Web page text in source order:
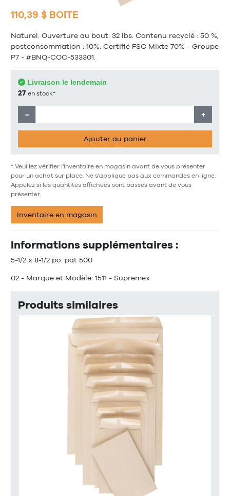
110,39 $ BOITE
Naturel. Ouverture au bout. 32 lbs. Contenu recyclé : 50 %,
postconsommation : 10%. Certifié FSC Mixte 70% - Groupe
P7 - #BNQ-COC-533301.
Livraison le lendemain
27 en stock*
− +
Ajouter au panier
* Veuillez vérifier l'inventaire en magasin avant de vous présenter
pour un achat sur place. Ne s'applique pas aux commandes en ligne.
Appelez si les quantités affichées sont basses avant de vous
présenter.
Inventaire en magasin
Informations supplémentaires :
5-1/2 x 8-1/2 po. pqt 500
02 - Marque et Modèle: 1511 - Supremex
Produits similaires